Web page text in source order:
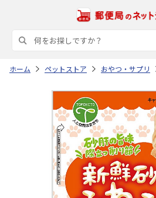
ホーム ペットストア おやつ・サプリ